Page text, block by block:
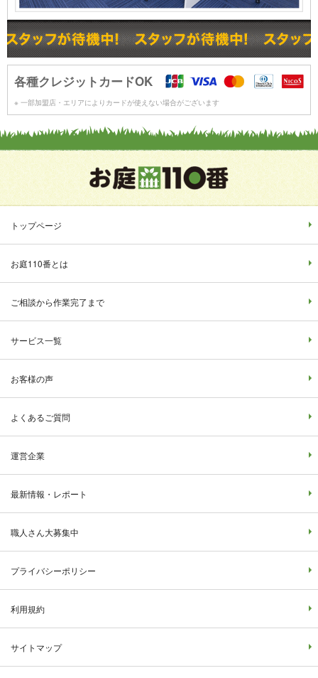
各種クレジットカードOK
※ 一部加盟店・エリアによりカードが使えない場合がございます
トップページ
お庭110番とは
ご相談から作業完了まで
サービス一覧
お客様の声
よくあるご質問
運営企業
最新情報・レポート
職人さん大募集中
プライバシーポリシー
利用規約
サイトマップ